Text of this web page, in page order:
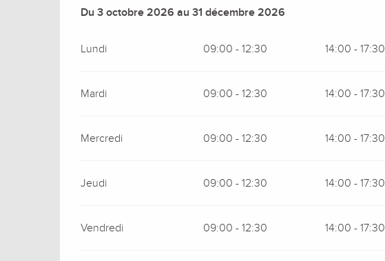
Du 3 octobre 2026au 31 décembre 2026
Du 3 octobre 2026au 31 décembre 2026
Lundi 09:00 - 12:30 14:00 - 17:30
Mardi 09:00 - 12:30 14:00 - 17:30
Mercredi 09:00 - 12:30 14:00 - 17:30
Jeudi 09:00 - 12:30 14:00 - 17:30
Vendredi 09:00 - 12:30 14:00 - 17:30